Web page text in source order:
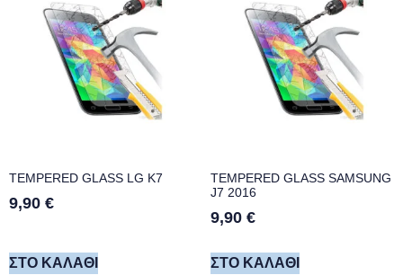
TEMPERED GLASS LG K7
9,90 €
ΣΤΟ ΚΑΛΆΘΙ
TEMPERED GLASS SAMSUNG
J7 2016
9,90 €
ΣΤΟ ΚΑΛΆΘΙ